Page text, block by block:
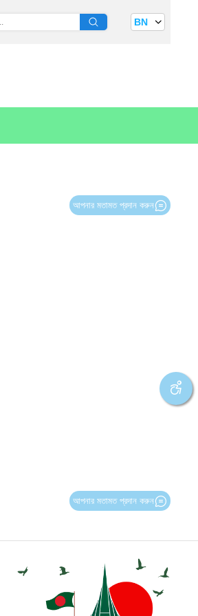
BN
আপনার মতামত প্রদান করুন
আপনার মতামত প্রদান করুন